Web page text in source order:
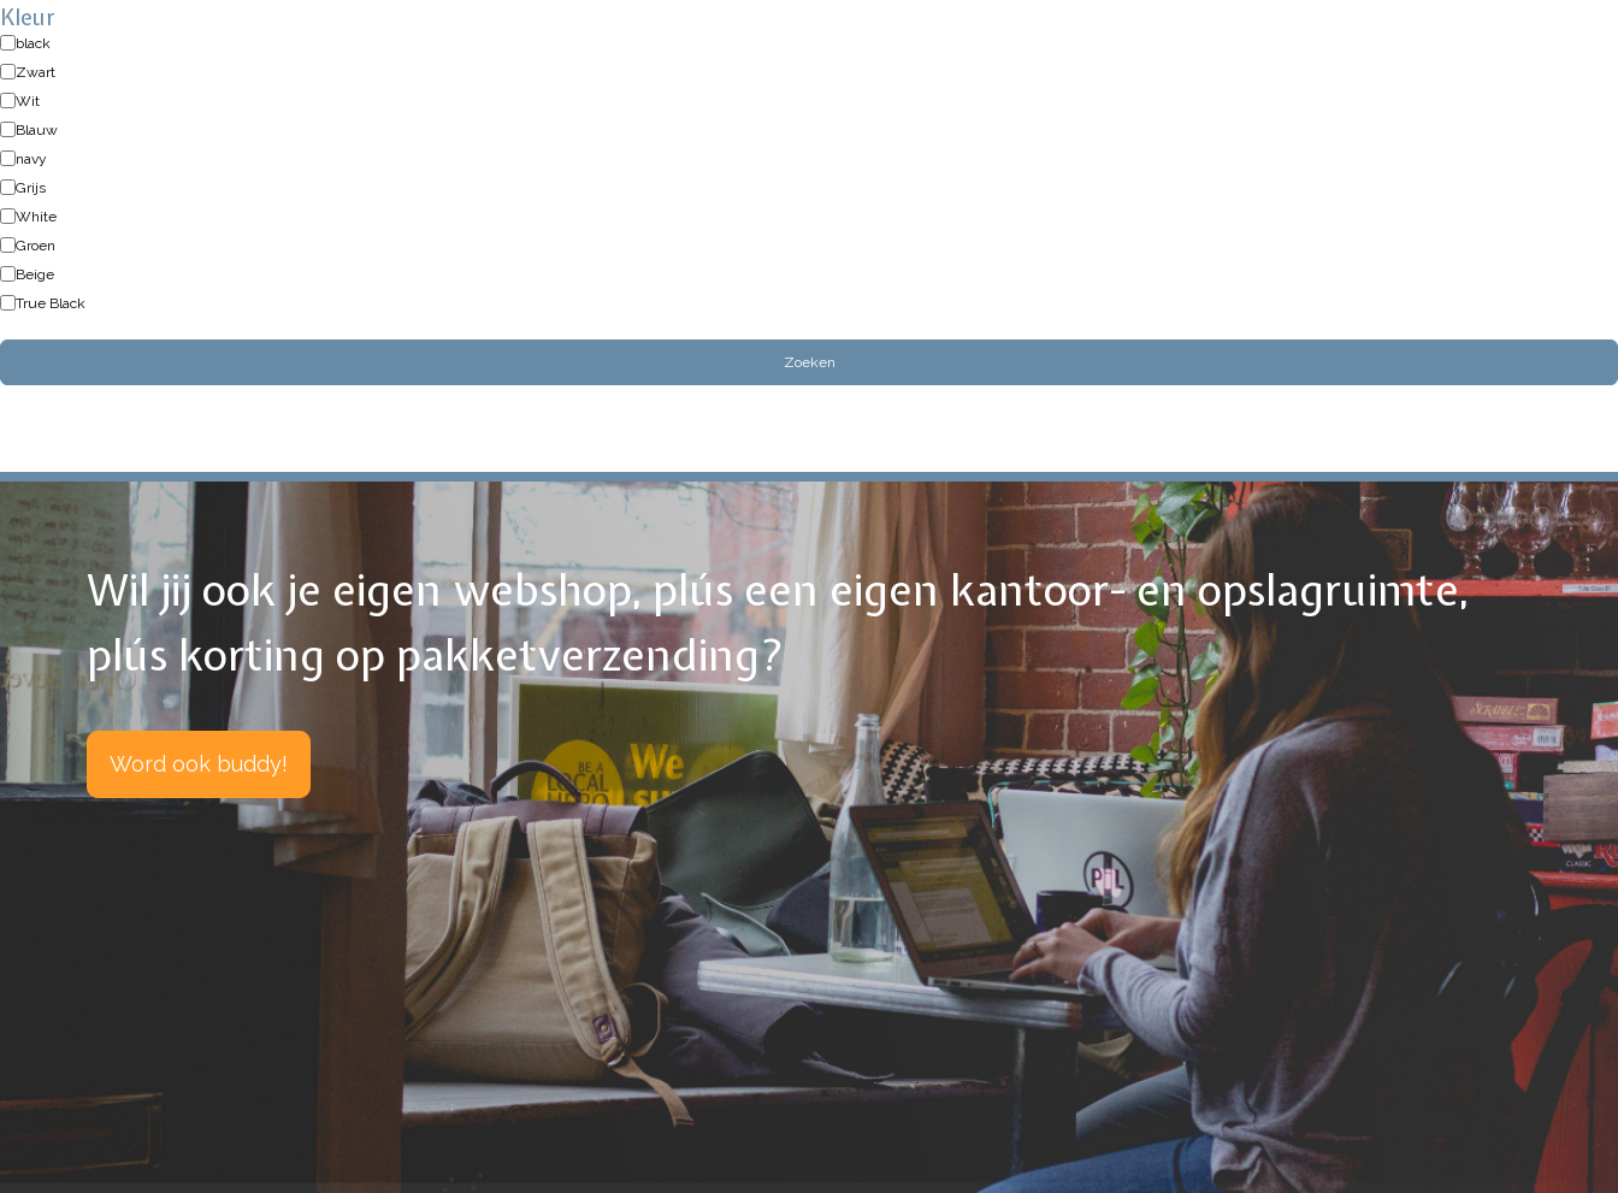
Kleur
black
Zwart
Wit
Blauw
navy
Grijs
White
Groen
Beige
True Black
Wil jij ook je eigen webshop, plús een eigen kantoor- en opslagruimte,
plús korting op pakketverzending?
Word ook buddy!